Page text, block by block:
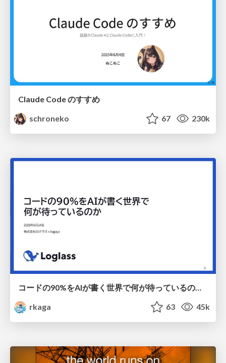
Claude Code のすすめ
schroneko
67 230k
コードの90%をAIが書く世界で何が待っているのか / What awaits us in a world where 90% of the code is written by AI
rkaga
63 45k